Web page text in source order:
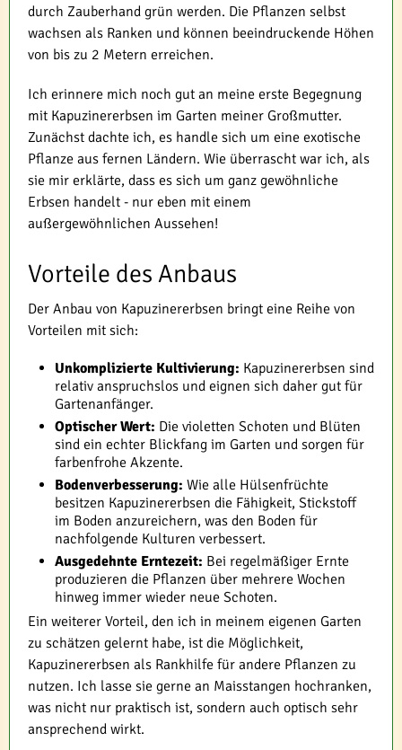
durch Zauberhand grün werden. Die Pflanzen selbst
wachsen als Ranken und können beeindruckende Höhen
von bis zu 2 Metern erreichen.
Ich erinnere mich noch gut an meine erste Begegnung
mit Kapuzinererbsen im Garten meiner Großmutter.
Zunächst dachte ich, es handle sich um eine exotische
Pflanze aus fernen Ländern. Wie überrascht war ich, als
sie mir erklärte, dass es sich um ganz gewöhnliche
Erbsen handelt - nur eben mit einem
außergewöhnlichen Aussehen!
Vorteile des Anbaus
Der Anbau von Kapuzinererbsen bringt eine Reihe von
Vorteilen mit sich:
Unkomplizierte Kultivierung: Kapuzinererbsen sind
relativ anspruchslos und eignen sich daher gut für
Gartenanfänger.
Optischer Wert: Die violetten Schoten und Blüten
sind ein echter Blickfang im Garten und sorgen für
farbenfrohe Akzente.
Bodenverbesserung: Wie alle Hülsenfrüchte
besitzen Kapuzinererbsen die Fähigkeit, Stickstoff
im Boden anzureichern, was den Boden für
nachfolgende Kulturen verbessert.
Ausgedehnte Erntezeit: Bei regelmäßiger Ernte
produzieren die Pflanzen über mehrere Wochen
hinweg immer wieder neue Schoten.
Ein weiterer Vorteil, den ich in meinem eigenen Garten
zu schätzen gelernt habe, ist die Möglichkeit,
Kapuzinererbsen als Rankhilfe für andere Pflanzen zu
nutzen. Ich lasse sie gerne an Maisstangen hochranken,
was nicht nur praktisch ist, sondern auch optisch sehr
ansprechend wirkt.